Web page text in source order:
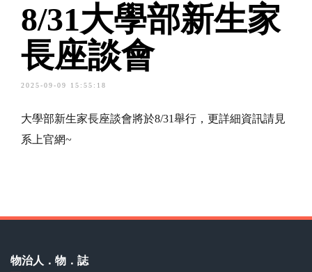
8/31大學部新生家
長座談會
2025-09-09 15:55:18
大學部新生家長座談會將於8/31舉行，更詳細資訊請見
系上官網~
物治人．物．誌